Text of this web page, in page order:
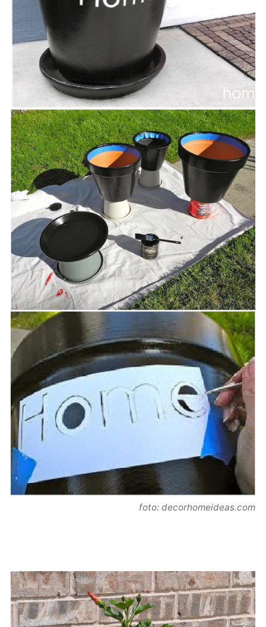
foto: decorhomeideas.com